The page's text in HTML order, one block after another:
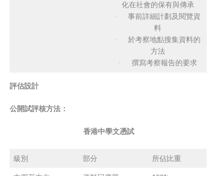
化在社會的保有與傳承
· 事前詳細計劃及閱覽資
料
· 於考察地點搜集資料的
方法
· 撰寫考察報告的要求
評估設計
公開試評核方法：
香港中學文憑試
級別 部分 所佔比重